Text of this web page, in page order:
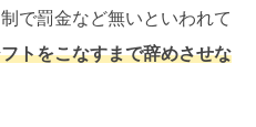
で罰金など無いといわれて
トをこなすまで辞めさせな